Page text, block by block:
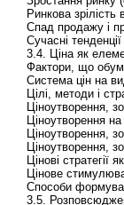
Ринкова зрілість
Спад продажу і
Сучасні
3.4. Ціна як
Фактори, що
Система цін на
Цілі, методи і
Ціноутворення,
Ціноутворення на
Ціноутворення,
Ціноутворення,
Цінові стратегії
Цінове
Способи
3.5.